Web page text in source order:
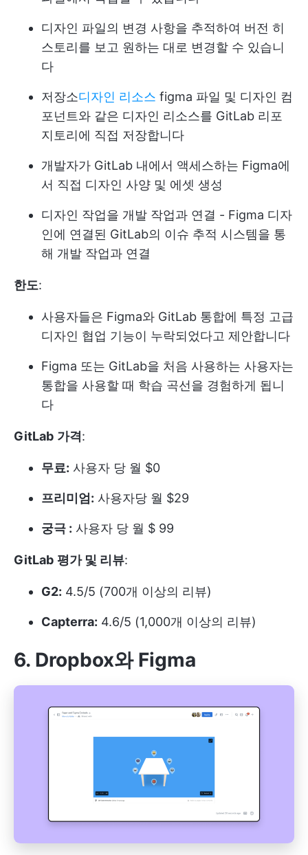
디자인 파일의 변경 사항을 추적하여 버전 히
스토리를 보고 원하는 대로 변경할 수 있습니
다
저장소디자인 리소스 figma 파일 및 디자인 컴
포넌트와 같은 디자인 리소스를 GitLab 리포
지토리에 직접 저장합니다
개발자가 GitLab 내에서 액세스하는 Figma에
서 직접 디자인 사양 및 에셋 생성
디자인 작업을 개발 작업과 연결 - Figma 디자
인에 연결된 GitLab의 이슈 추적 시스템을 통
해 개발 작업과 연결
한도:
사용자들은 Figma와 GitLab 통합에 특정 고급
디자인 협업 기능이 누락되었다고 제안합니다
Figma 또는 GitLab을 처음 사용하는 사용자는
통합을 사용할 때 학습 곡선을 경험하게 됩니
다
GitLab 가격 :
무료: 사용자 당 월 $0
프리미엄: 사용자당 월 $29
궁극 : 사용자 당 월 $ 99
GitLab 평가 및 리뷰:
G2: 4.5/5 (700개 이상의 리뷰)
Capterra: 4.6/5 (1,000개 이상의 리뷰)
6. Dropbox와 Figma